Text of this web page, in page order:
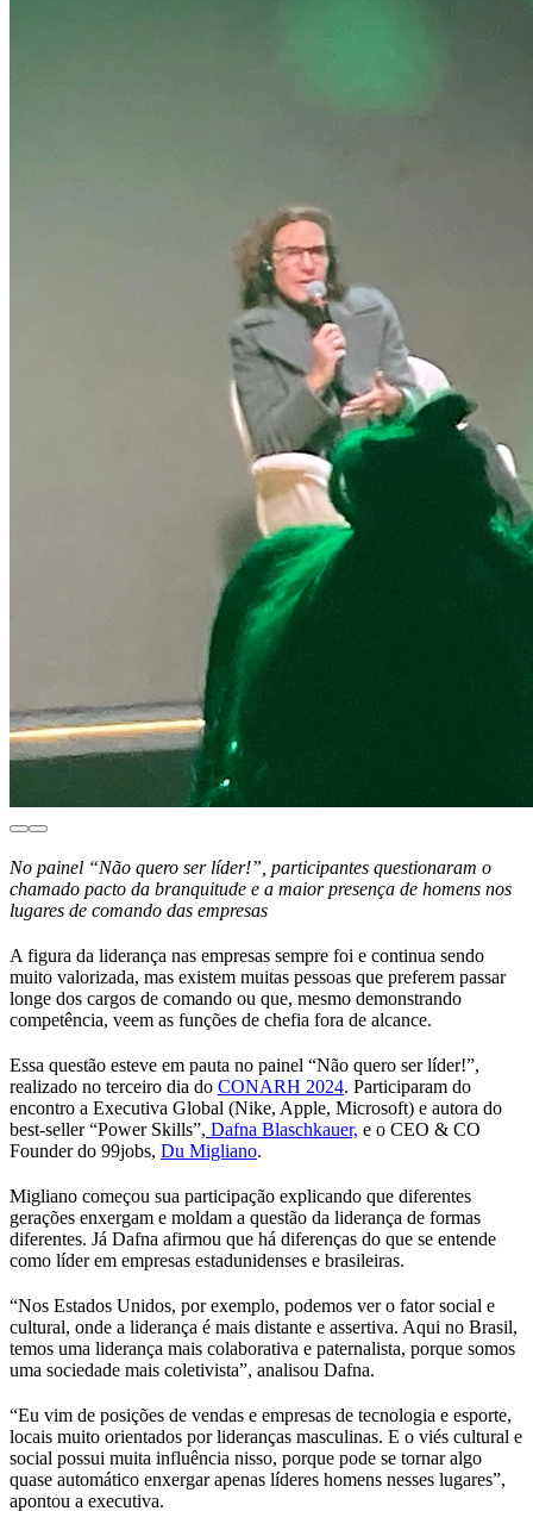
No painel “Não quero ser líder!”, participantes questionaram o
chamado pacto da branquitude e a maior presença de homens nos
lugares de comando das empresas
A figura da liderança nas empresas sempre foi e continua sendo
muito valorizada, mas existem muitas pessoas que preferem passar
longe dos cargos de comando ou que, mesmo demonstrando
competência, veem as funções de chefia fora de alcance.
Essa questão esteve em pauta no painel “Não quero ser líder!”,
realizado no terceiro dia do CONARH 2024. Participaram do
encontro a Executiva Global (Nike, Apple, Microsoft) e autora do
best-seller “Power Skills”, Dafna Blaschkauer, e o CEO & CO
Founder do 99jobs, Du Migliano.
Migliano começou sua participação explicando que diferentes
gerações enxergam e moldam a questão da liderança de formas
diferentes. Já Dafna afirmou que há diferenças do que se entende
como líder em empresas estadunidenses e brasileiras.
“Nos Estados Unidos, por exemplo, podemos ver o fator social e
cultural, onde a liderança é mais distante e assertiva. Aqui no Brasil,
temos uma liderança mais colaborativa e paternalista, porque somos
uma sociedade mais coletivista”, analisou Dafna.
“Eu vim de posições de vendas e empresas de tecnologia e esporte,
locais muito orientados por lideranças masculinas. E o viés cultural e
social possui muita influência nisso, porque pode se tornar algo
quase automático enxergar apenas líderes homens nesses lugares”,
apontou a executiva.